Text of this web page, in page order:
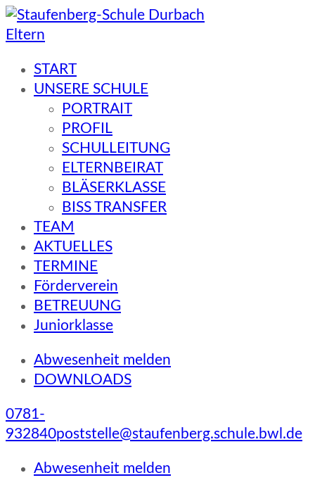
Eltern
START
UNSERE SCHULE
PORTRAIT
PROFIL
SCHULLEITUNG
ELTERNBEIRAT
BLÄSERKLASSE
BISS TRANSFER
TEAM
AKTUELLES
TERMINE
Förderverein
BETREUUNG
Juniorklasse
Abwesenheit melden
DOWNLOADS
0781-
932840poststelle@staufenberg.schule.bwl.de
Abwesenheit melden